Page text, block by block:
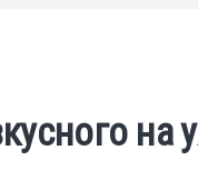
на